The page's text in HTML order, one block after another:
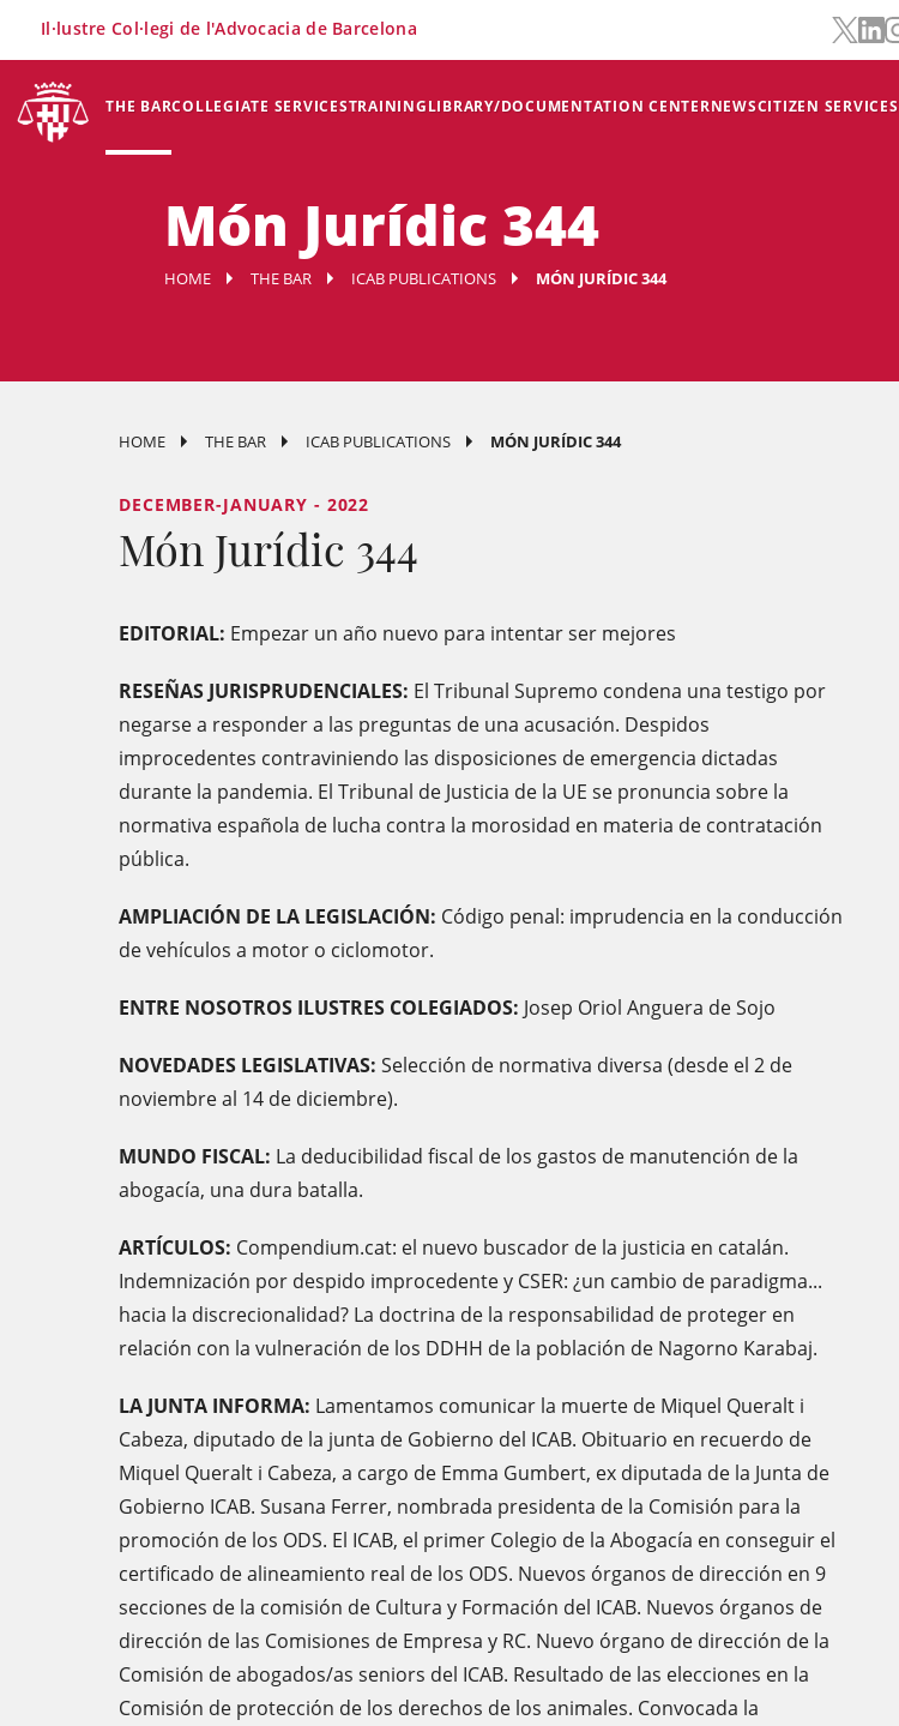
THE BARCOLLEGIATE SERVICESTRAININGLIBRARY/DOCUMENTATION CENTERNEWSCITIZEN SERVICES
Il·lustre Col·legi de l'Advocacia de Barcelona
Món Jurídic 344
HOME THE BAR ICAB PUBLICATIONS MÓN JURÍDIC 344
HOME THE BAR ICAB PUBLICATIONS MÓN JURÍDIC 344
DECEMBER-JANUARY - 2022
Món Jurídic 344
EDITORIAL: Empezar un año nuevo para intentar ser mejores
RESEÑAS JURISPRUDENCIALES: El Tribunal Supremo condena una testigo por
negarse a responder a las preguntas de una acusación. Despidos
improcedentes contraviniendo las disposiciones de emergencia dictadas
durante la pandemia. El Tribunal de Justicia de la UE se pronuncia sobre la
normativa española de lucha contra la morosidad en materia de contratación
pública.
AMPLIACIÓN DE LA LEGISLACIÓN: Código penal: imprudencia en la conducción
de vehículos a motor o ciclomotor.
ENTRE NOSOTROS ILUSTRES COLEGIADOS: Josep Oriol Anguera de Sojo
NOVEDADES LEGISLATIVAS: Selección de normativa diversa (desde el 2 de
noviembre al 14 de diciembre).
MUNDO FISCAL: La deducibilidad fiscal de los gastos de manutención de la
abogacía, una dura batalla.
ARTÍCULOS: Compendium.cat: el nuevo buscador de la justicia en catalán.
Indemnización por despido improcedente y CSER: ¿un cambio de paradigma...
hacia la discrecionalidad? La doctrina de la responsabilidad de proteger en
relación con la vulneración de los DDHH de la población de Nagorno Karabaj.
LA JUNTA INFORMA: Lamentamos comunicar la muerte de Miquel Queralt i
Cabeza, diputado de la junta de Gobierno del ICAB. Obituario en recuerdo de
Miquel Queralt i Cabeza, a cargo de Emma Gumbert, ex diputada de la Junta de
Gobierno ICAB. Susana Ferrer, nombrada presidenta de la Comisión para la
promoción de los ODS. El ICAB, el primer Colegio de la Abogacía en conseguir el
certificado de alineamiento real de los ODS. Nuevos órganos de dirección en 9
secciones de la comisión de Cultura y Formación del ICAB. Nuevos órganos de
dirección de las Comisiones de Empresa y RC. Nuevo órgano de dirección de la
Comisión de abogados/as seniors del ICAB. Resultado de las elecciones en la
Comisión de protección de los derechos de los animales. Convocada la